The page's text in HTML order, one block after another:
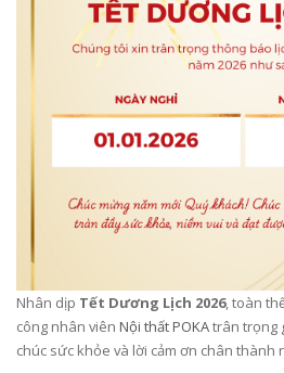
Nhân dịp Tết Dương Lịch 2026, toàn
công nhân viên Nội thất POKAtrân trọng
chúc sức khỏe và lời cảm ơn chân thành